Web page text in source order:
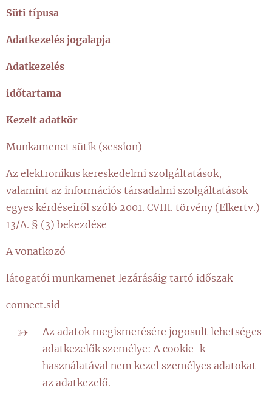
Süti típusa
Adatkezelés jogalapja
Adatkezelés
időtartama
Kezelt adatkör
Munkamenet sütik (session)
Az elektronikus kereskedelmi szolgáltatások,
valamint az információs társadalmi szolgáltatások
egyes kérdéseiről szóló 2001. CVIII. törvény (Elkertv.)
13/A. § (3) bekezdése
A vonatkozó
látogatói munkamenet lezárásáig tartó időszak
connect.sid
Az adatok megismerésére jogosult lehetséges
adatkezelők személye: A cookie-k
használatával nem kezel személyes adatokat
az adatkezelő.